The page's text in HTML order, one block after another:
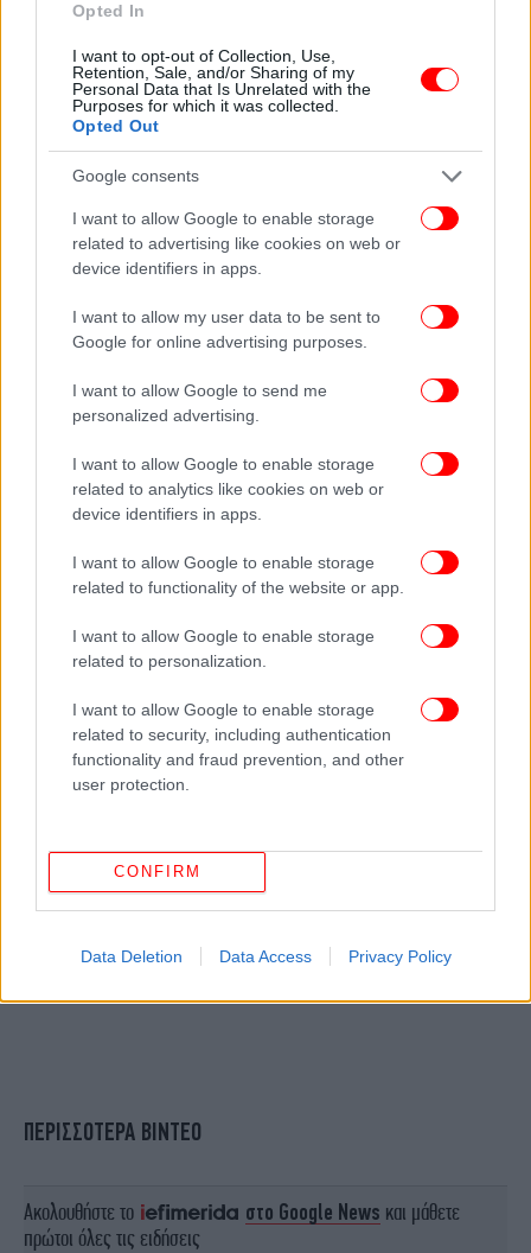
Opted In
I want to opt-out of Collection, Use,
Retention, Sale, and/or Sharing of my
Personal Data that Is Unrelated with the
Purposes for which it was collected.
Opted Out
Google consents
I want to allow Google to enable storage
related to advertising like cookies on web or
device identifiers in apps.
I want to allow my user data to be sent to
Google for online advertising purposes.
I want to allow Google to send me
personalized advertising.
I want to allow Google to enable storage
related to analytics like cookies on web or
device identifiers in apps.
I want to allow Google to enable storage
related to functionality of the website or app.
I want to allow Google to enable storage
related to personalization.
I want to allow Google to enable storage
related to security, including authentication
functionality and fraud prevention, and other
user protection.
CONFIRM
Data Deletion Data Access Privacy Policy
Σίγουρα, τα θέματα που αντιμετωπίζουν τον
τελευταίο καιρό οι «πράσινοι» δεν λύνονται εν μία
νυκτί, ούτε απλά με την επιστροφή του Σλούκα,
όμως δίνει μια ανάσα στην ομάδα του Εργκίν
Αταμάν σε ένα πρόβλημα που του κόστισε αρκετά
στα παιχνίδια με τη Βαλένθια.
ΟΛΕΣ ΟΙ ΕΙΔΗΣΕΙΣ
Ολυμπιακός: Η μεγάλη επιστροφή του Φορτούνη είναι
Το πρωτάθλημα που αλλάζει τις ζωές των «αιωνίων»: Τι
θα σημαίνει η κατάκτηση του τίτλου για Ολυμπιακό και
Παναθηναϊκό AKTOR
Ολυμπιακός: Ο Βαλμπουενά του 2026 λέγεται…
Κώστας Φορτούνης
ΠΕΡΙΣΣΟΤΕΡΑ ΒΙΝΤΕΟ
Ακολουθήστε το στο Google News και μάθετε
πρώτοι όλες τις ειδήσεις